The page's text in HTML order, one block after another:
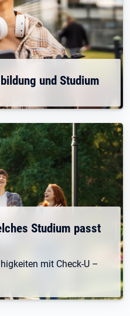
und Studium
Studium passt
mit Check-U –